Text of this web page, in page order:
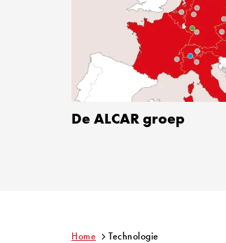
De ALCAR groep
Home Technologie